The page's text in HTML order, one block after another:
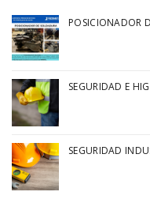
POSICIONADOR
SEGURIDAD E
SEGURIDAD